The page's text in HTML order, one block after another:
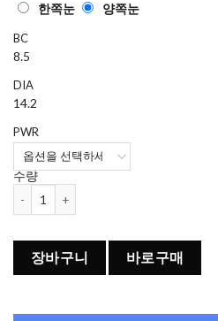
한쪽눈 양쪽눈
BC
8.5
DIA
14.2
PWR
수량
장바구니 바로구매